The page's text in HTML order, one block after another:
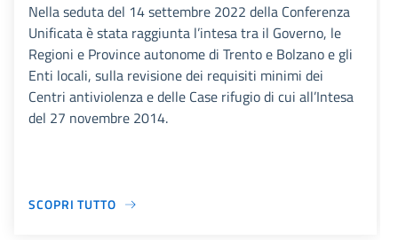
Nella seduta del 14 settembre 2022 della Conferenza
Unificata è stata raggiunta l’intesa tra il Governo, le
Regioni e Province autonome di Trento e Bolzano e gli
Enti locali, sulla revisione dei requisiti minimi dei
Centri antiviolenza e delle Case rifugio di cui all’Intesa
del 27 novembre 2014.
SCOPRI TUTTO